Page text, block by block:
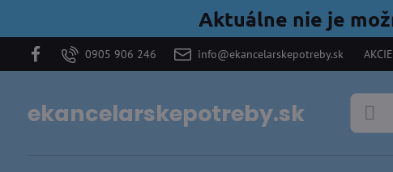
Aktuálne nie je
0905 906 246 info@ekancelarskepotreby.sk AKCIE
ekancelarskepotreby.sk